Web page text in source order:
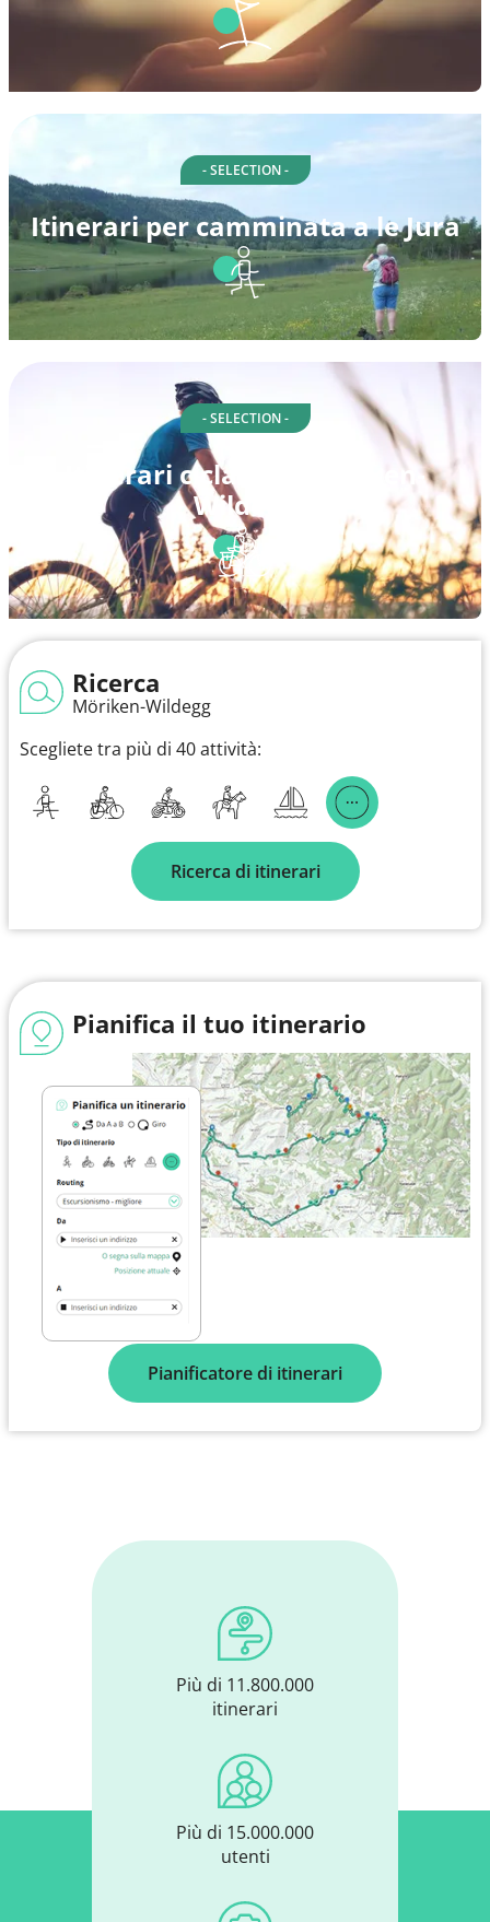
- SELECTION -
Itinerari per camminata a le Jura
- SELECTION -
Itinerari ciclabili a Möriken-
Wildegg
Ricerca
Möriken-Wildegg
Scegliete tra più di 40 attività:
Ricerca di itinerari
Pianifica il tuo itinerario
Pianificatore di itinerari
Più di 11.800.000
itinerari
Più di 15.000.000
utenti